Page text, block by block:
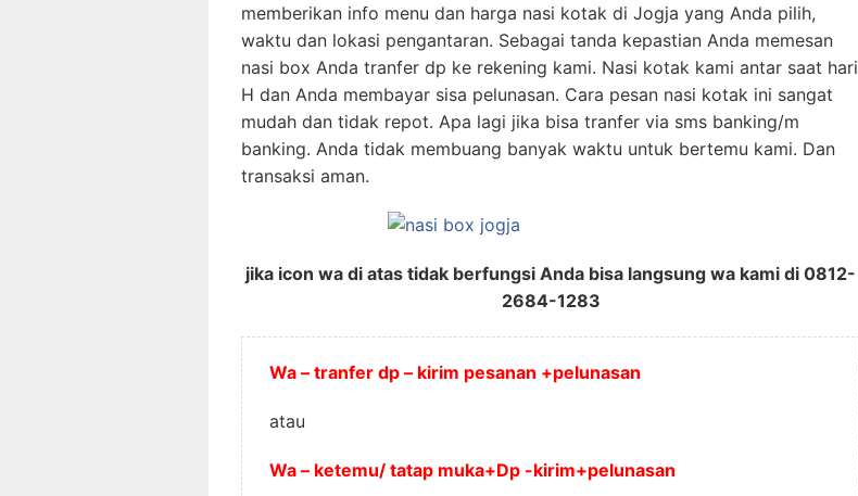
memberikan info menu dan harga nasi kotak di Jogja yang Anda pilih,
waktu dan lokasi pengantaran. Sebagai tanda kepastian Anda memesan
nasi box Anda tranfer dp ke rekening kami. Nasi kotak kami antar saat hari
H dan Anda membayar sisa pelunasan. Cara pesan nasi kotak ini sangat
mudah dan tidak repot. Apa lagi jika bisa tranfer via sms banking/m
banking. Anda tidak membuang banyak waktu untuk bertemu kami. Dan
transaksi aman.
jika icon wa di atas tidak berfungsi Anda bisa langsung wa kami di 0812-
2684-1283
Wa – tranfer dp – kirim pesanan +pelunasan
atau
Wa – ketemu/ tatap muka+Dp -kirim+pelunasan